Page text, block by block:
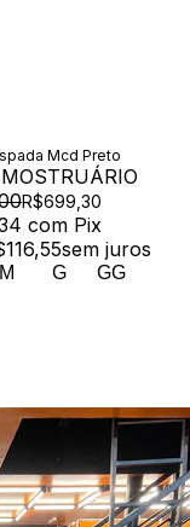
Mcd Preto
R$699,30
com Pix
sem juros
M G GG